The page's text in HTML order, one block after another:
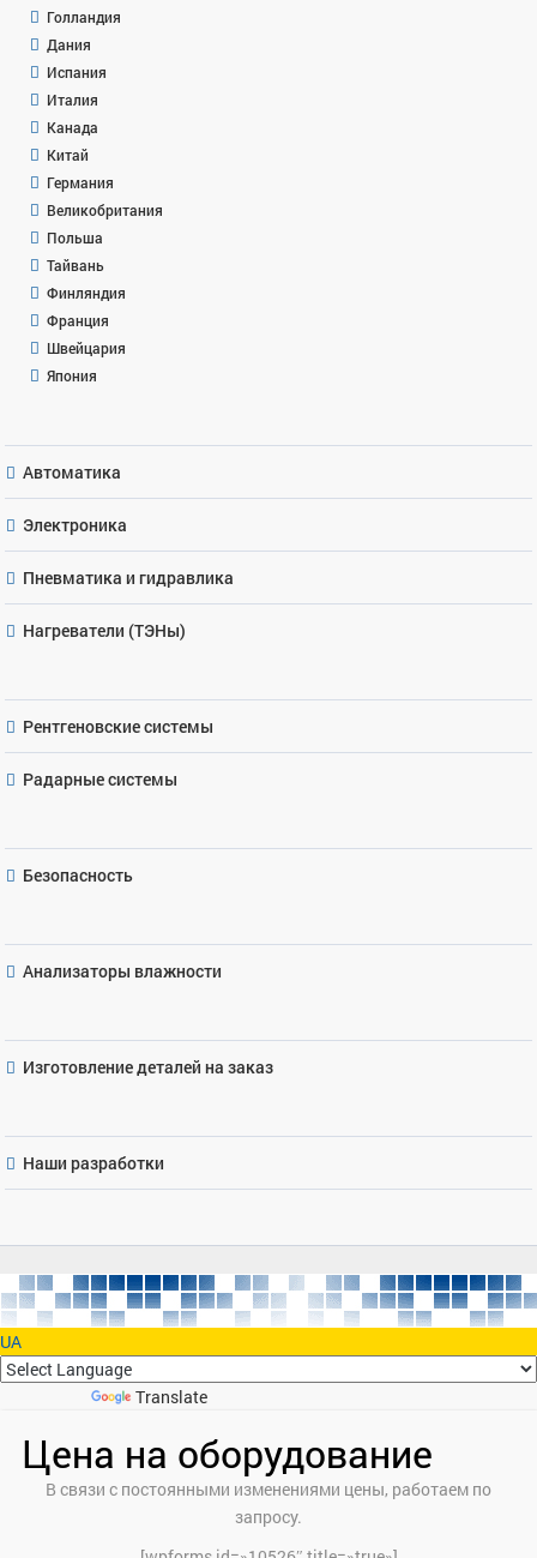
Голландия
Дания
Испания
Италия
Канада
Китай
Германия
Великобритания
Польша
Тайвань
Финляндия
Франция
Швейцария
Япония
Автоматика
Электроника
Пневматика и гидравлика
Нагреватели (ТЭНы)
Рентгеновские системы
Радарные системы
Безопасность
Анализаторы влажности
Изготовление деталей на заказ
Наши разработки
UA
Translate
Цена на оборудование
В связи с постоянными изменениями цены, работаем по
запросу.